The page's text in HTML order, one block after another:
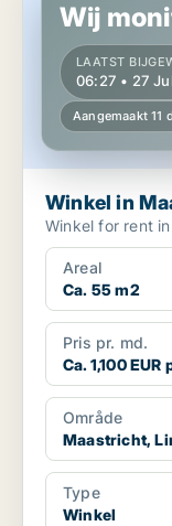
Wij
LAATST
06:27 • 27
Aangemaakt 11 d
Winkel in
Winkel for rent
Areal
Ca. 55 m2
Pris pr. md.
Ca. 1,100 EUR
Område
Maastricht,
Type
Winkel